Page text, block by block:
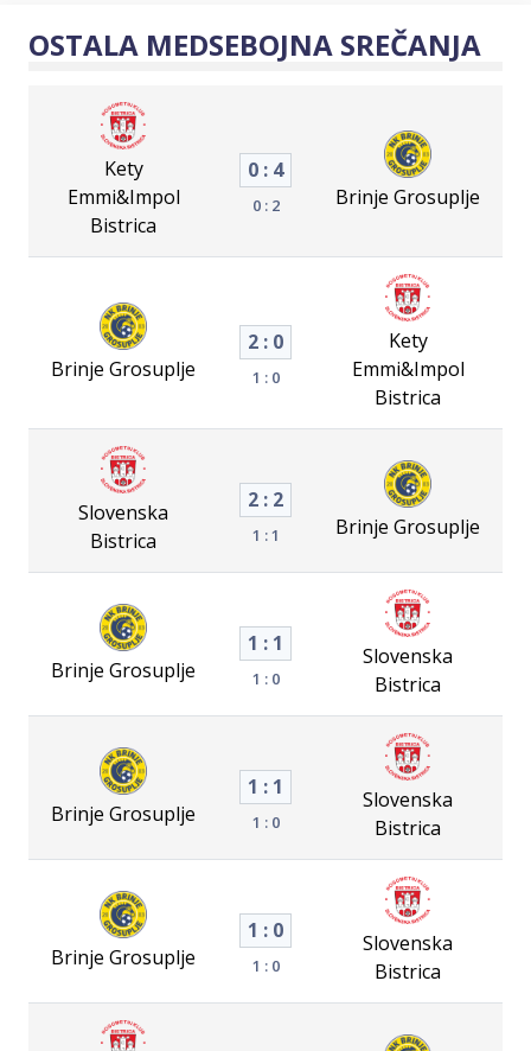
OSTALA MEDSEBOJNA SREČANJA
Kety
Emmi&Impol
Bistrica
0 : 4
0 : 2 Brinje Grosuplje
Brinje Grosuplje
2 : 0
1 : 0
Kety
Emmi&Impol
Bistrica
Slovenska
Bistrica
2 : 2
1 : 1 Brinje Grosuplje
Brinje Grosuplje
1 : 1
1 : 0
Slovenska
Bistrica
Brinje Grosuplje
1 : 1
1 : 0
Slovenska
Bistrica
Brinje Grosuplje
1 : 0
1 : 0
Slovenska
Bistrica